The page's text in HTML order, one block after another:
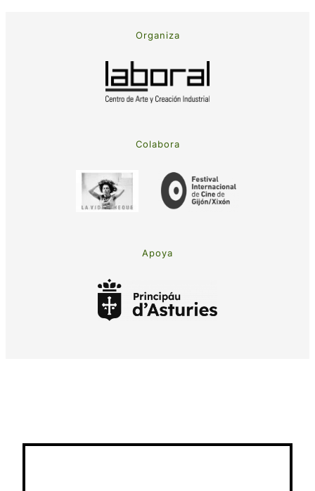
Organiza
Colabora
Apoya